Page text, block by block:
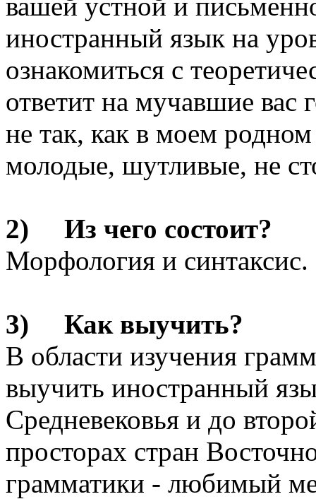
иностранный язык на
ознакомиться с
ответит на мучавшие вас
не так, как в моем
молодые, шутливые, не
2) Из чего состоит?
Морфология и синтаксис.
3) Как выучить?
В области изучения
выучить иностранный
Средневековья и до
просторах стран
грамматики - любимый